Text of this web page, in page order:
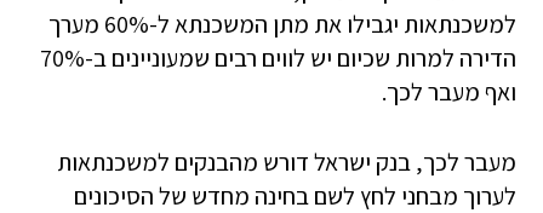
למשכנתאות יגבילו את מתן המשכנתא ל-60% מערך
הדירה למרות שכיום יש לווים רבים שמעוניינים ב-70%
ואף מעבר לכך.
מעבר לכך, בנק ישראל דורש מהבנקים למשכנתאות
לערוך מבחני לחץ לשם בחינה מחדש של הסיכונים